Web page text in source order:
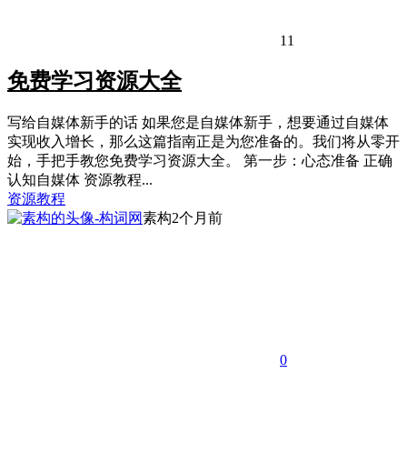
11
免费学习资源大全
写给自媒体新手的话 如果您是自媒体新手，想要通过自媒体
实现收入增长，那么这篇指南正是为您准备的。我们将从零开
始，手把手教您免费学习资源大全。 第一步：心态准备 正确
认知自媒体 资源教程...
资源教程
素构2个月前
0